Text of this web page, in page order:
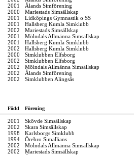
2001 Ålands Simförening
2000 Mariestads Simsällskap
2001 Lidköpings Gymnastik o SS
2001 Hallsberg Kumla Simklubb
2002 Mariestads Simsällskap
2001 Mölndals Allmänna Simsällskap
2001 Hallsberg Kumla Simklubb
2002 Hallsberg Kumla Simklubb
2000 Simklubben Elfsborg
2002 Simklubben Elfsborg
2002 Mölndals Allmänna Simsällskap
2002 Ålands Simförening
2002 Simklubben Alingsås
Född Förening
2001 Skövde Simsällskap
2002 Skara Simsällskap
1998 Karlsborgs Simklubb
1994 Örebro Simallians
2002 Mölndals Allmänna Simsällskap
2002 Mariestads Simsällskap